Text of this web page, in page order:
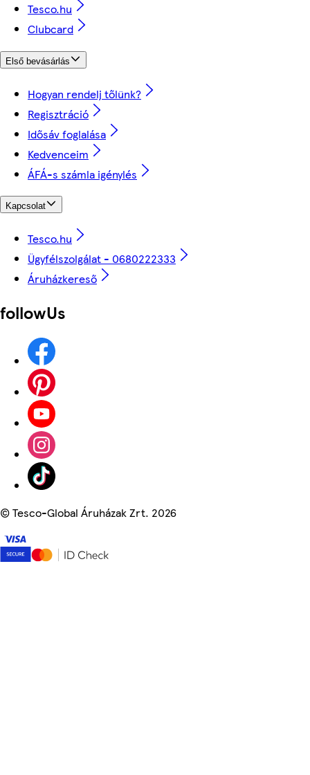
Tesco.hu
Clubcard
Első bevásárlás
Hogyan rendelj tőlünk?
Regisztráció
Idősáv foglalása
Kedvenceim
ÁFÁ-s számla igénylés
Kapcsolat
Tesco.hu
Ügyfélszolgálat - 0680222333
Áruházkereső
followUs
©Tesco-Global Áruházak Zrt. 2026